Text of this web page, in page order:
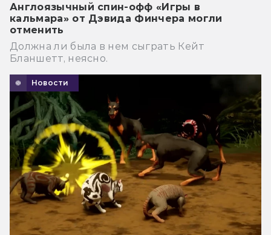
Англоязычный спин-офф «Игры в
кальмара» от Дэвида Финчера могли
отменить
Должна ли была в нем сыграть Кейт
Бланшетт, неясно.
Новости